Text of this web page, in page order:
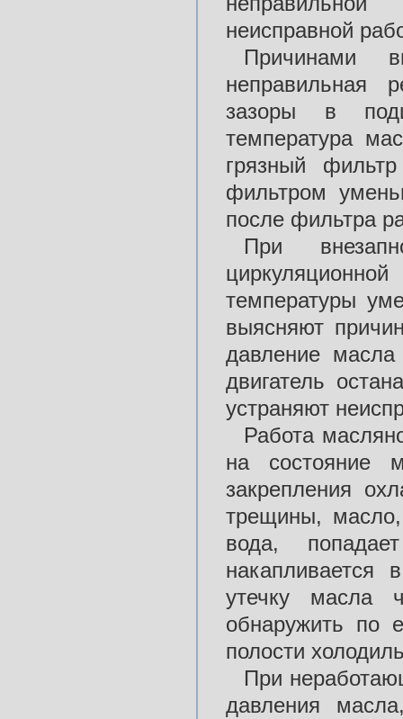
неисправной
Причинами
неправильная
зазоры в
температура
грязный
фильтром
после фильтра
При
температуры
выясняют
давление
двигатель
устраняют
Работа
на состояние
закрепления
трещины,
вода,
накапливается
утечку масла
обнаружить по
полости
При
давления